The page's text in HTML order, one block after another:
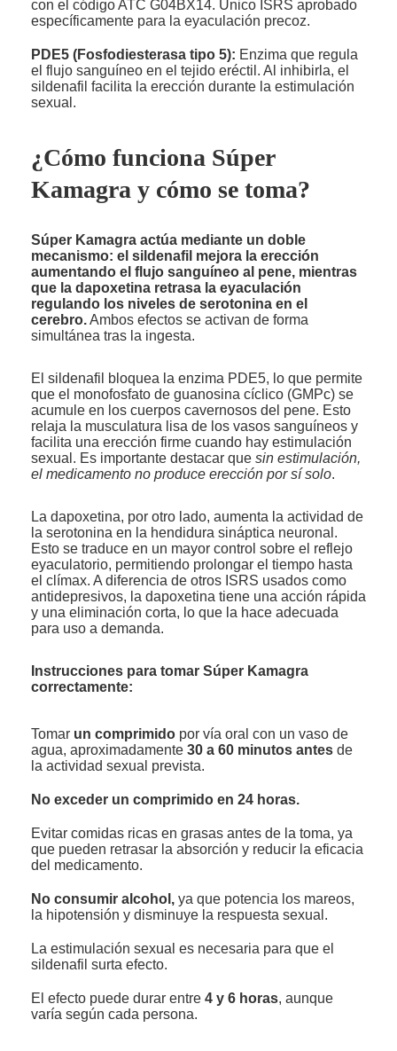
con el código ATC G04BX14. Único ISRS aprobado
específicamente para la eyaculación precoz.
PDE5 (Fosfodiesterasa tipo 5): Enzima que regula
el flujo sanguíneo en el tejido eréctil. Al inhibirla, el
sildenafil facilita la erección durante la estimulación
sexual.
¿Cómo funciona Súper
Kamagra y cómo se toma?
Súper Kamagra actúa mediante un doble
mecanismo: el sildenafil mejora la erección
aumentando el flujo sanguíneo al pene, mientras
que la dapoxetina retrasa la eyaculación
regulando los niveles de serotonina en el
cerebro.Ambos efectos se activan de forma
simultánea tras la ingesta.
El sildenafil bloquea la enzima PDE5, lo que permite
que el monofosfato de guanosina cíclico (GMPc) se
acumule en los cuerpos cavernosos del pene. Esto
relaja la musculatura lisa de los vasos sanguíneos y
facilita una erección firme cuando hay estimulación
sexual. Es importante destacar que sin estimulación,
el medicamento no produce erección por sí solo.
La dapoxetina, por otro lado, aumenta la actividad de
la serotonina en la hendidura sináptica neuronal.
Esto se traduce en un mayor control sobre el reflejo
eyaculatorio, permitiendo prolongar el tiempo hasta
el clímax. A diferencia de otros ISRS usados como
antidepresivos, la dapoxetina tiene una acción rápida
y una eliminación corta, lo que la hace adecuada
para uso a demanda.
Instrucciones para tomar Súper Kamagra
correctamente:
Tomar un comprimido por vía oral con un vaso de
agua, aproximadamente 30 a 60 minutos antes de
la actividad sexual prevista.
No exceder un comprimido en 24 horas.
Evitar comidas ricas en grasas antes de la toma, ya
que pueden retrasar la absorción y reducir la eficacia
del medicamento.
No consumir alcohol, ya que potencia los mareos,
la hipotensión y disminuye la respuesta sexual.
La estimulación sexual es necesaria para que el
sildenafil surta efecto.
El efecto puede durar entre 4 y 6 horas, aunque
varía según cada persona.